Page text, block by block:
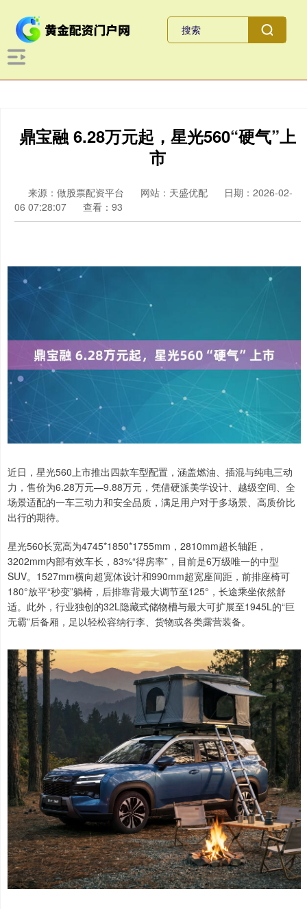
鼎宝融 6.28万元起，星光560“硬气”上
市
来源：做股票配资平台 网站：天盛优配
日期：2026-02-
06 07:28:07
查看：93
近日，星光560上市推出四款车型配置，涵盖燃油、插混与纯电三动
力，售价为6.28万元—9.88万元，凭借硬派美学设计、越级空间、全
场景适配的一车三动力和安全品质，满足用户对于多场景、高质价比
出行的期待。
星光560长宽高为4745*1850*1755mm，2810mm超长轴距，
3202mm内部有效车长，83%“得房率”，目前是6万级唯一的中型
SUV。1527mm横向超宽体设计和990mm超宽座间距，前排座椅可
180°放平“秒变”躺椅，后排靠背最大调节至125°，长途乘坐依然舒
适。此外，行业独创的32L隐藏式储物槽与最大可扩展至1945L的“巨
无霸”后备厢，足以轻松容纳行李、货物或各类露营装备。